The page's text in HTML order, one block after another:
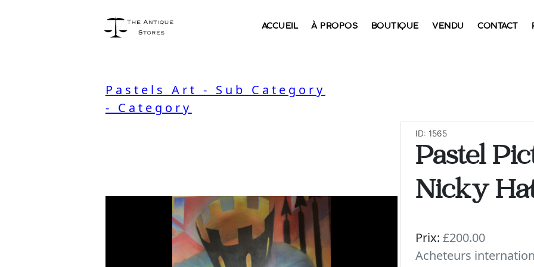
ACCUEIL À PROPOS BOUTIQUE VENDU CONTACT
Pastels Art - Sub Category
- Category
ID: 1565
Pastel
Nicky
Prix: £200.00
Acheteurs